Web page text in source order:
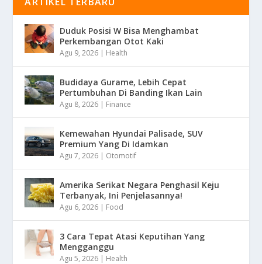
Duduk Posisi W Bisa Menghambat
Perkembangan Otot Kaki
Agu 9, 2026 | Health
Budidaya Gurame, Lebih Cepat
Pertumbuhan Di Banding Ikan Lain
Agu 8, 2026 | Finance
Kemewahan Hyundai Palisade, SUV
Premium Yang Di Idamkan
Agu 7, 2026 | Otomotif
Amerika Serikat Negara Penghasil Keju
Terbanyak, Ini Penjelasannya!
Agu 6, 2026 | Food
3 Cara Tepat Atasi Keputihan Yang
Mengganggu
Agu 5, 2026 | Health